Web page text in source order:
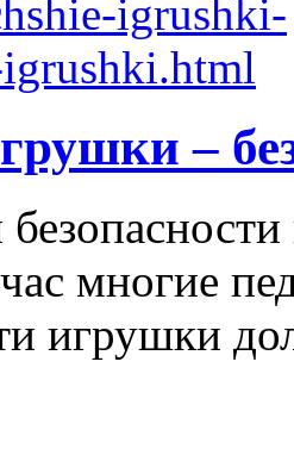
–
многие
игрушки